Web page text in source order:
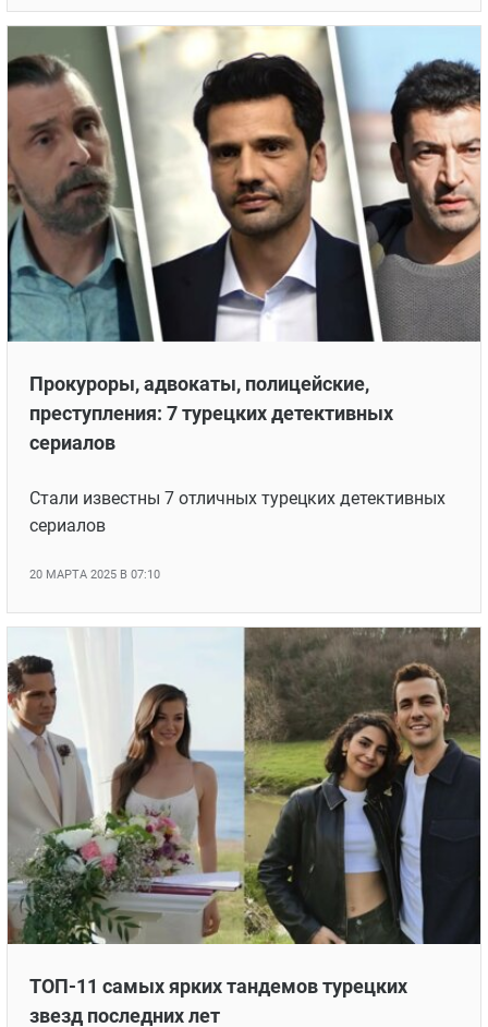
7 турецких сериалов, сумевших удержать
внимание зрителей до самого финала
Стало известно, какие семь турецких сериалов
сумели удержать внимание зрителей до самого
финала
28 ИЮЛЯ 2025 В 07:05
Прокуроры, адвокаты, полицейские,
преступления: 7 турецких детективных
сериалов
Стали известны 7 отличных турецких детективных
сериалов
20 МАРТА 2025 В 07:10